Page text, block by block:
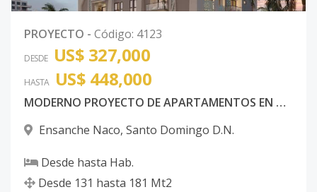
PROYECTO - Código: 4123
DESDE US$ 327,000
HASTA US$ 448,000
MODERNO PROYECTO DE APARTAMENTOS EN NACO
Ensanche Naco, Santo Domingo D.N.
Desde hasta Hab.
Desde 131 hasta 181 Mt2